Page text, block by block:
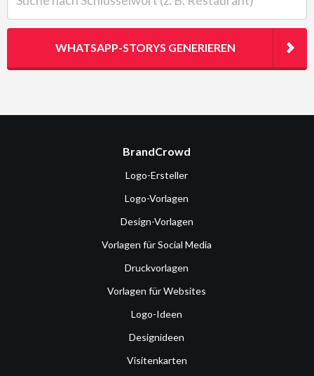
WHATSAPP-STORYS GENERIEREN
BrandCrowd
Logo-Ersteller
Logo-Vorlagen
Design-Vorlagen
Vorlagen für Social Media
Druckvorlagen
Vorlagen für Websites
Logo-Ideen
Designideen
Visitenkarten